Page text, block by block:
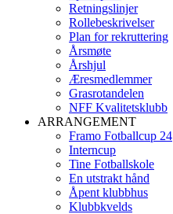
Retningslinjer
Rollebeskrivelser
Plan for rekruttering
Årsmøte
Årshjul
Æresmedlemmer
Grasrotandelen
NFF Kvalitetsklubb
ARRANGEMENT
Framo Fotballcup 24
Interncup
Tine Fotballskole
En utstrakt hånd
Åpent klubbhus
Klubbkvelds